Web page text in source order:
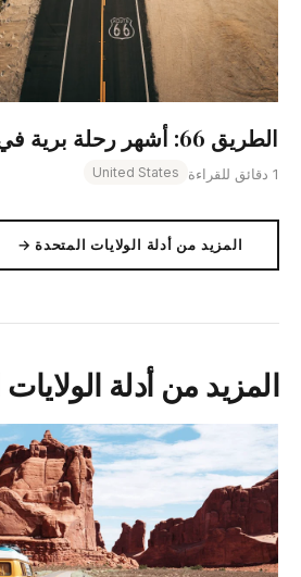
الطريق 66: أشهر رحلة برية في أمريكا
1 دقائق للقراءة United States
المزيد من أدلة الولايات المتحدة →
المزيد من أدلة